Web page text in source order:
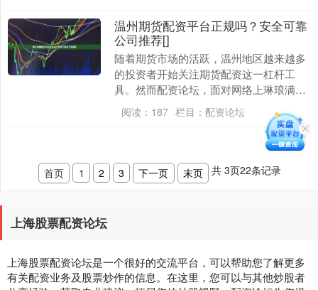
温州期货配资平台正规吗？安全可靠
公司推荐[]
随着期货市场的活跃，温州地区越来越多
的投资者开始关注期货配资这一杠杆工
具。然而配资论坛，面对网络上琳琅满目
的配资平台广告，许多投资者心中不禁产
生疑问：**温州期....
阅读： 187 栏目： 配资论坛
首页 1 2 3 下一页 末页 共 3页22条记录
上海股票配资论坛
上海股票配资论坛是一个很好的交流平台，可以帮助您了解更多
有关配资业务及股票炒作的信息。在这里，您可以与其他炒股者